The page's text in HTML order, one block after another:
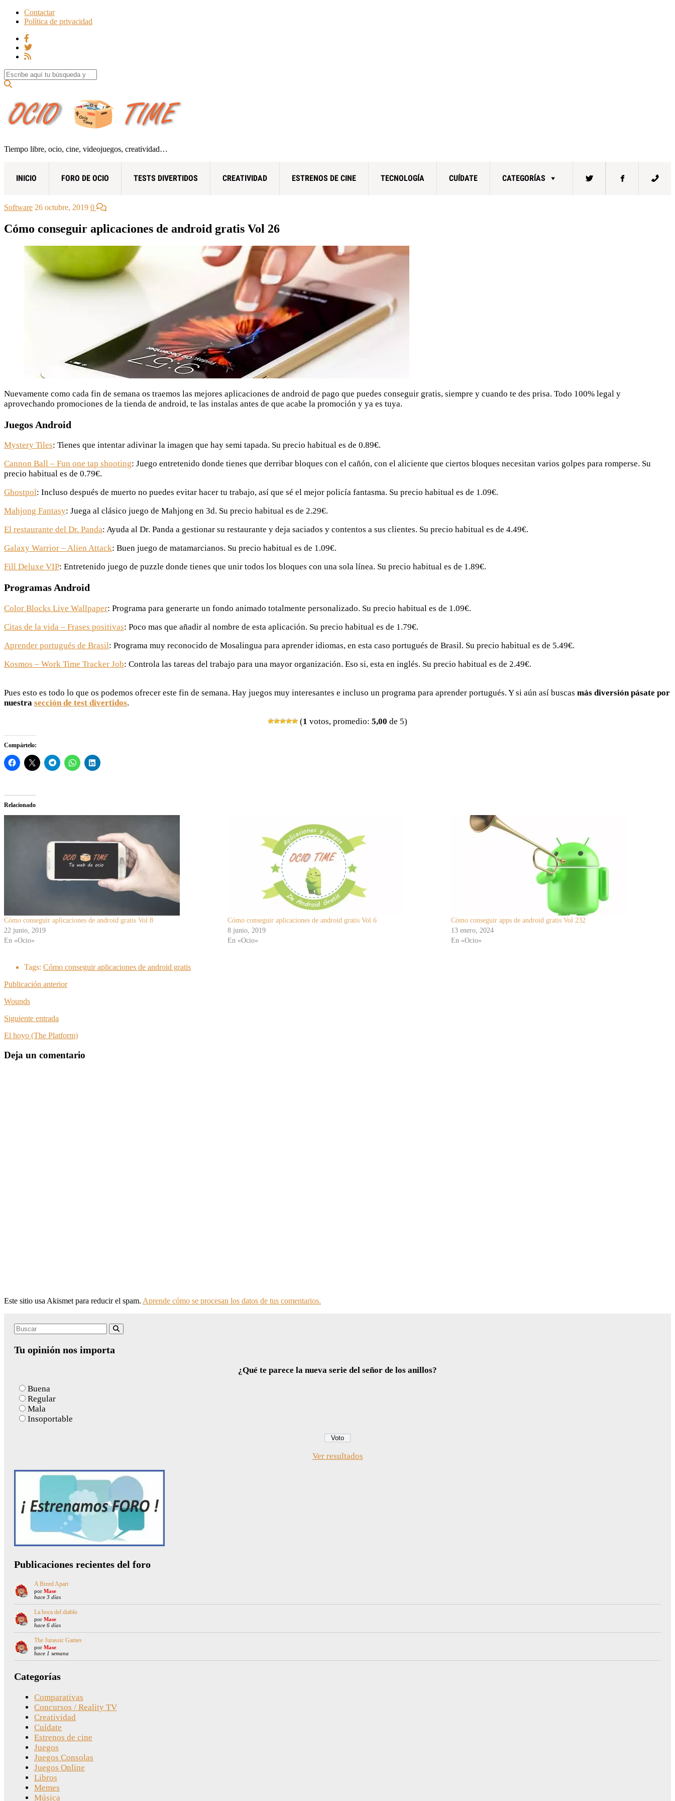
Contactar
Política de privacidad
Search for:
Tiempo libre, ocio, cine, videojuegos, creatividad…
INICIO FORO DE OCIO TESTS DIVERTIDOS CREATIVIDAD ESTRENOS DE CINE TECNOLOGÍA CUÍDATE CATEGORÍAS
Software 26 octubre, 2019 0
Cómo conseguir aplicaciones de android gratis Vol 26
Nuevamente como cada fin de semana os traemos las mejores aplicaciones de android de pago que puedes conseguir gratis, siempre y cuando te des prisa. Todo 100% legal y
aprovechando promociones de la tienda de android, te las instalas antes de que acabe la promoción y ya es tuya.
Juegos Android
Mystery Tiles: Tienes que intentar adivinar la imagen que hay semi tapada. Su precio habitual es de 0.89€.
Cannon Ball – Fun one tap shooting: Juego entretenido donde tienes que derribar bloques con el cañón, con el aliciente que ciertos bloques necesitan varios golpes para romperse. Su
precio habitual es de 0.79€.
Ghostpol: Incluso después de muerto no puedes evitar hacer tu trabajo, así que sé el mejor policía fantasma. Su precio habitual es de 1.09€.
Mahjong Fantasy: Juega al clásico juego de Mahjong en 3d. Su precio habitual es de 2.29€.
El restaurante del Dr. Panda: Ayuda al Dr. Panda a gestionar su restaurante y deja saciados y contentos a sus clientes. Su precio habitual es de 4.49€.
Galaxy Warrior – Alien Attack: Buen juego de matamarcianos. Su precio habitual es de 1.09€.
Fill Deluxe VIP: Entretenido juego de puzzle donde tienes que unir todos los bloques con una sola línea. Su precio habitual es de 1.89€.
Programas Android
Color Blocks Live Wallpaper: Programa para generarte un fondo animado totalmente personalizado. Su precio habitual es de 1.09€.
Citas de la vida – Frases positivas: Poco mas que añadir al nombre de esta aplicación. Su precio habitual es de 1.79€.
Aprender portugués de Brasil: Programa muy reconocido de Mosalingua para aprender idiomas, en esta caso portugués de Brasil. Su precio habitual es de 5.49€.
Kosmos – Work Time Tracker Job: Controla las tareas del trabajo para una mayor organización. Eso si, esta en inglés. Su precio habitual es de 2.49€.
Pues esto es todo lo que os podemos ofrecer este fin de semana. Hay juegos muy interesantes e incluso un programa para aprender portugués. Y si aún así buscas más diversión pásate por
nuestra sección de test divertidos.
(1 votos, promedio: 5,00 de 5)
Compártelo:
Relacionado
Cómo conseguir aplicaciones de android gratis Vol 8
22 junio, 2019
En «Ocio»
Cómo conseguir aplicaciones de android gratis Vol 6
8 junio, 2019
En «Ocio»
Cómo conseguir apps de android gratis Vol 232
13 enero, 2024
En «Ocio»
Tags: Cómo conseguir aplicaciones de android gratis
Publicación anterior
Wounds
Siguiente entrada
El hoyo (The Platform)
Deja un comentario
Este sitio usa Akismet para reducir el spam. Aprende cómo se procesan los datos de tus comentarios.
Search
Tu opinión nos importa
¿Qué te parece la nueva serie del señor de los anillos?
Buena
Regular
Mala
Insoportable
Ver resultados
Publicaciones recientes del foro
A Breed Apart
por Mase
hace 3 días
La boca del diablo
por Mase
hace 6 días
The Jurassic Games
por Mase
hace 1 semana
Categorías
Comparativas
Concursos / Reality TV
Creatividad
Cuídate
Estrenos de cine
Juegos
Juegos Consolas
Juegos Online
Libros
Memes
Música